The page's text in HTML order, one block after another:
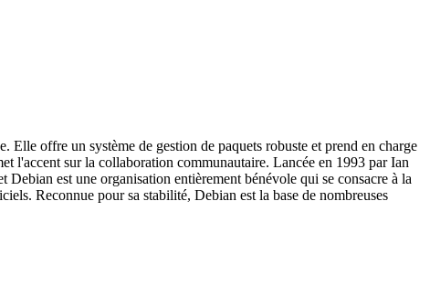
offre un système de gestion de paquets robuste et prend en charge
l'accent sur la collaboration communautaire. Lancée en 1993 par Ian
est une organisation entièrement bénévole qui se consacre à la
Reconnue pour sa stabilité, Debian est la base de nombreuses